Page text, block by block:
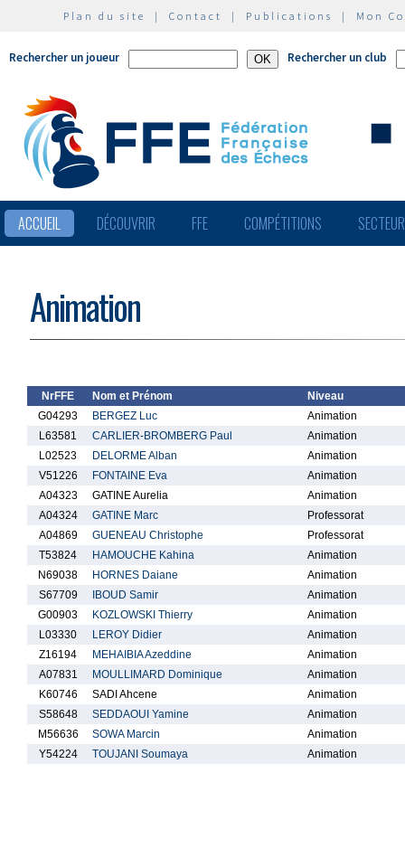
Plan du site | Contact | Publications | Mon
Rechercher un joueur Rechercher un club
ACCUEIL DÉCOUVRIR FFE COMPÉTITIONS
Animation
NrFFE Nom et Prénom
Niveau
G04293
BERGEZ Luc
Animation
L63581
CARLIER-BROMBERG Paul
Animation
L02523
DELORME Alban
Animation
V51226
FONTAINE Eva
Animation
A04323
GATINE Aurelia
Animation
A04324
GATINE Marc
Professorat
A04869
GUENEAU Christophe
Professorat
T53824
HAMOUCHE Kahina
Animation
N69038
HORNES Daiane
Animation
S67709
IBOUD Samir
Animation
G00903
KOZLOWSKI Thierry
Animation
L03330
LEROY Didier
Animation
Z16194
MEHAIBIA Azeddine
Animation
A07831
MOULLIMARD Dominique
Animation
K60746
SADI Ahcene
Animation
S58648
SEDDAOUI Yamine
Animation
M56636
SOWA Marcin
Animation
Y54224
TOUJANI Soumaya Animation